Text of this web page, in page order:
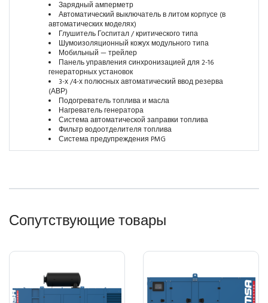
Зарядный амперметр
Автоматический выключатель в литом корпусе (в
автоматических моделях)
Глушитель Госпитал / критического типа
Шумоизоляционный кожух модульного типа
Мобильный — трейлер
Панель управления синхронизацией для 2-16
генераторных установок
3-х /4-х полюсных автоматический ввод резерва
(АВР)
Подогреватель топлива и масла
Нагреватель генератора
Система автоматической заправки топлива
Фильтр водоотделителя топлива
Система предупреждения PMG
Сопутствующие товары